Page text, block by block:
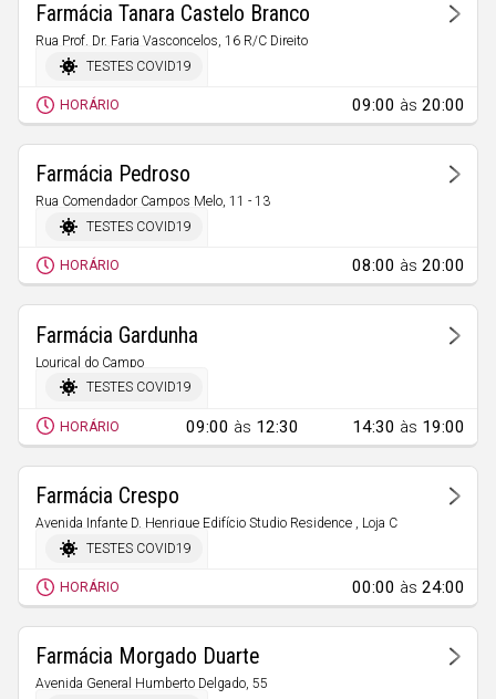
Farmácia Tanara Castelo Branco
Rua Prof. Dr. Faria Vasconcelos, 16 R/C Direito
Castelo Branco
TESTES COVID19
HORÁRIO 09:00 às20:00
Farmácia Pedroso
Rua Comendador Campos Melo, 11 - 13
Covilhã (São Pedro)
TESTES COVID19
HORÁRIO 08:00 às20:00
Farmácia Gardunha
Louriçal do Campo
Louriçal do Campo
TESTES COVID19
HORÁRIO 09:00 às 12:30 14:30 às 19:00
Farmácia Crespo
Avenida Infante D. Henrique Edifício Studio Residence , Loja C
Covilhã (Santa Maria)
TESTES COVID19
HORÁRIO 00:00 às24:00
Farmácia Morgado Duarte
Avenida General Humberto Delgado, 55